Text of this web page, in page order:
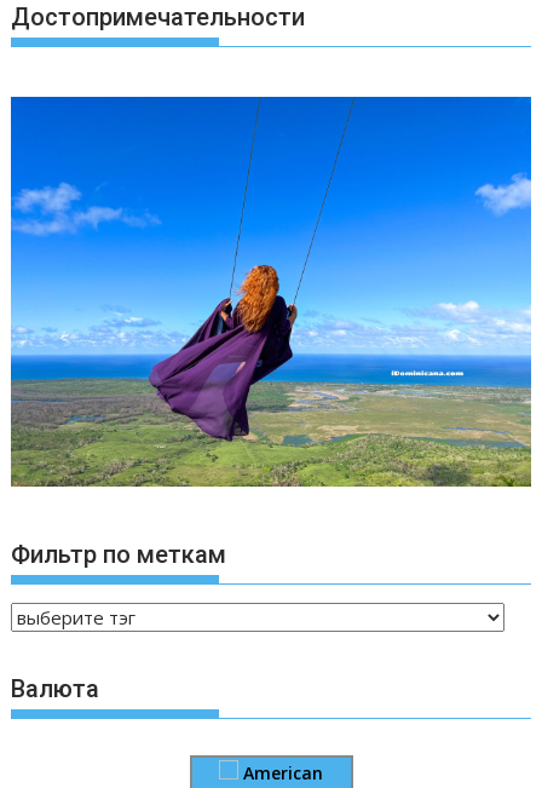
Достопримечательности
Фильтр по меткам
Валюта
American